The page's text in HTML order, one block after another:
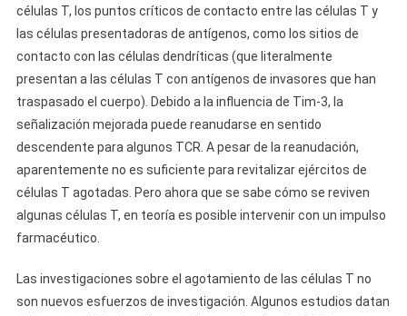
células T, los puntos críticos de contacto entre las células T y
las células presentadoras de antígenos, como los sitios de
contacto con las células dendríticas (que literalmente
presentan a las células T con antígenos de invasores que han
traspasado el cuerpo). Debido a la influencia de Tim-3, la
señalización mejorada puede reanudarse en sentido
descendente para algunos TCR. A pesar de la reanudación,
aparentemente no es suficiente para revitalizar ejércitos de
células T agotadas. Pero ahora que se sabe cómo se reviven
algunas células T, en teoría es posible intervenir con un impulso
farmacéutico.
Las investigaciones sobre el agotamiento de las células T no
son nuevos esfuerzos de investigación. Algunos estudios datan